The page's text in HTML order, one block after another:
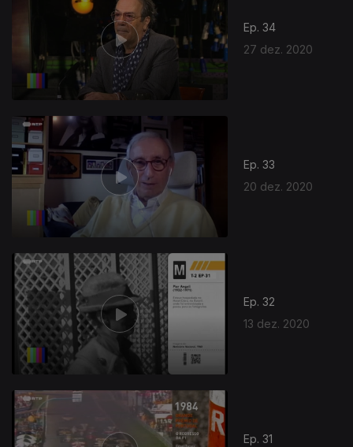
Ep. 34
27 dez. 2020
Ep. 33
20 dez. 2020
Ep. 32
13 dez. 2020
Ep. 31